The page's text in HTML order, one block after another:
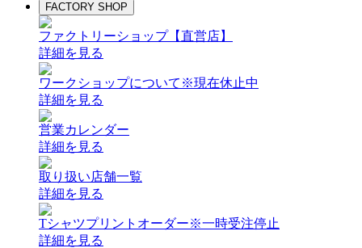
FACTORY SHOP
ファクトリーショップ【直営店】
詳細を見る
ワークショップについて ※現在休止中
詳細を見る
営業カレンダー
詳細を見る
取り扱い店舗一覧
詳細を見る
Tシャツプリントオーダー※一時受注停止
詳細を見る